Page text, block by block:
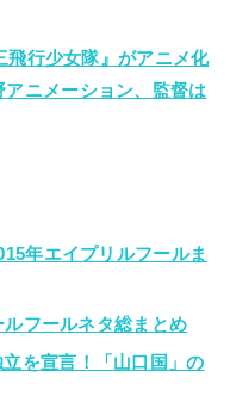
飛行少女隊』がアニメ化
ニメーション、監督は
年エイプリルフールま
フールネタ総まとめ
を宣言！「山口国」の